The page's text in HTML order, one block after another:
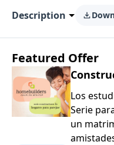
Description
Featured Offer
Los
Serie
un